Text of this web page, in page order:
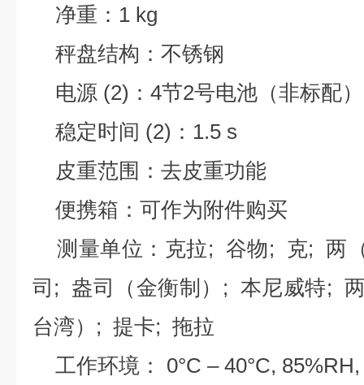
净重：1 kg
秤盘结构：不锈钢
电源 (2)：4节2号电池（非标配
稳定时间 (2)：1.5 s
皮重范围：去皮重功能
便携箱：可作为附件购买
测量单位：克拉; 谷物; 克; 两
司; 盎司（金衡制）; 本尼威特;
台湾）; 提卡; 拖拉
工作环境： 0°C – 40°C,